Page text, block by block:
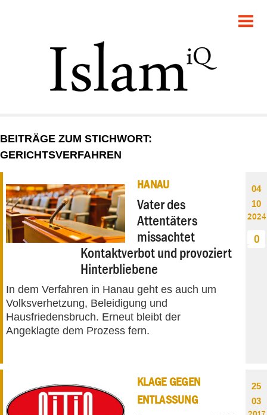
GESELLSCHAFT
STARTSEITE
PANORAMA
BEITRÄGE ZUM STICHWORT:
GERICHTSVERFAHREN
HANAU
Vater des
Attentäters
missachtet
Kontaktverbot und provoziert
Hinterbliebene
In dem Verfahren in Hanau geht es auch um
Volksverhetzung, Beleidigung und
Hausfriedensbruch. Erneut bleibt der
Angeklagte dem Prozess fern.
04
10
2024
0
KLAGE GEGEN
ENTLASSUNG
25
03